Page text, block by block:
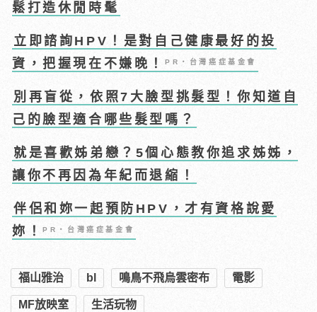
鬆打造休閒時髦
立即諮詢HPV！是對自己健康最好的投
資，把握現在不嫌晚！PR・台灣癌症基金會
別再盲從，依照7大臉型挑髮型！你知道自
己的臉型適合哪些髮型嗎？
就是喜歡姊弟戀？5個心態教你追求姊姊，
讓你不再因為年紀而退縮！
伴侶和妳一起預防HPV，才有資格說愛
妳！PR・台灣癌症基金會
福山雅治 bl 鳴鳥不飛烏雲密布 電影
MF放映室 生活玩物